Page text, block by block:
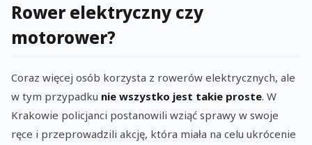
Rower elektryczny czy
motorower?
Coraz więcej osób korzysta z rowerów elektrycznych, ale
w tym przypadku nie wszystko jest takie proste. W
Krakowie policjanci postanowili wziąć sprawy w swoje
ręce i przeprowadzili akcję, która miała na celu ukrócenie